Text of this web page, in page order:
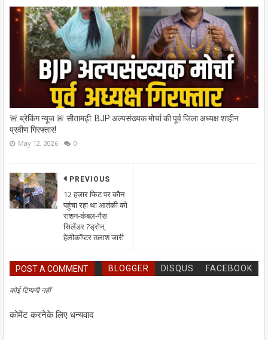
🚨 ब्रेकिंग न्यूज 🚨 सीतामढ़ी: BJP अल्पसंख्यक मोर्चा की पूर्व जिला अध्यक्ष शाहीन
प्रवीण गिरफ्तार!
May 12, 2026 0
PREVIOUS
12 हजार फिट पर कौन
पहुंचा रहा था आतंकी को
राशन-कंबल-गैस
सिलेंडर ?ड्रोन,
हेलीकॉप्टर तलाश जारी
POST A COMMENT BLOGGER DISQUS FACEBOOK
कोई टिप्पणी नहीं
कोमेंट करनेके लिए धन्यवाद